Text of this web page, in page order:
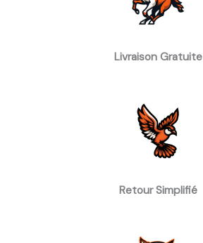
Livraison Gratuite
Retour Simplifié